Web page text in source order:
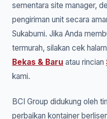
sementara site manager,
pengiriman unit secara
Sukabumi. Jika Anda
termurah, silakan cek
Bekas & Baru atau rincian
kami.
BCI Group didukung oleh
perbaikan kontainer